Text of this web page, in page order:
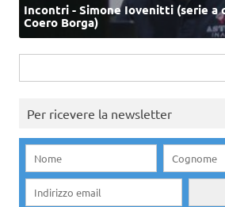
Incontri - Simone Iovenitti (serie a
Coero Borga)
per:
Per ricevere la newsletter